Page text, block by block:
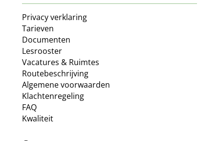
Privacy verklaring
Tarieven
Documenten
Lesrooster
Vacatures & Ruimtes
Routebeschrijving
Algemene voorwaarden
Klachtenregeling
FAQ
Kwaliteit